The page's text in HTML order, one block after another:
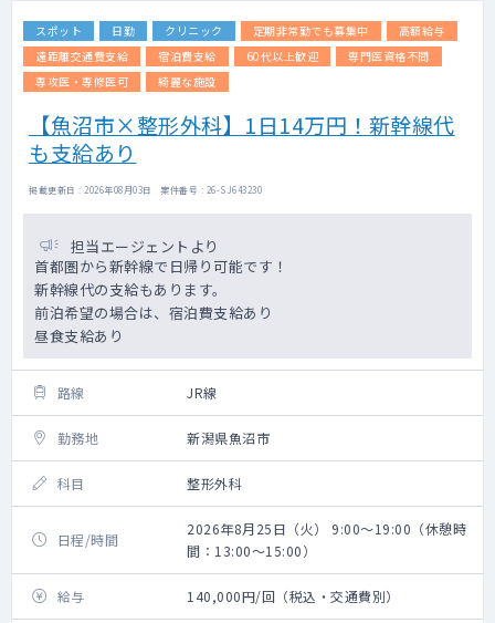
スポット 日勤 クリニック 定期非常勤でも募集中
高額給与
遠距離交通費支給
宿泊費支給 60代以上歓迎
専門医資格不問
専攻医・専修医可
綺麗な施設
【魚沼市×整形外科】1日14万円！新幹線代
も支給あり
掲載更新日 : 2026年08月03日 案件番号 : 26-SJ643230
担当エージェントより
首都圏から新幹線で日帰り可能です！
新幹線代の支給もあります。
前泊希望の場合は、宿泊費支給あり
昼食支給あり
路線 JR線
勤務地 新潟県魚沼市
科目 整形外科
日程/時間
2026年8月25日（火） 9:00～19:00（休憩時
間：13:00～15:00）
給与 140,000円/回（税込・交通費別）